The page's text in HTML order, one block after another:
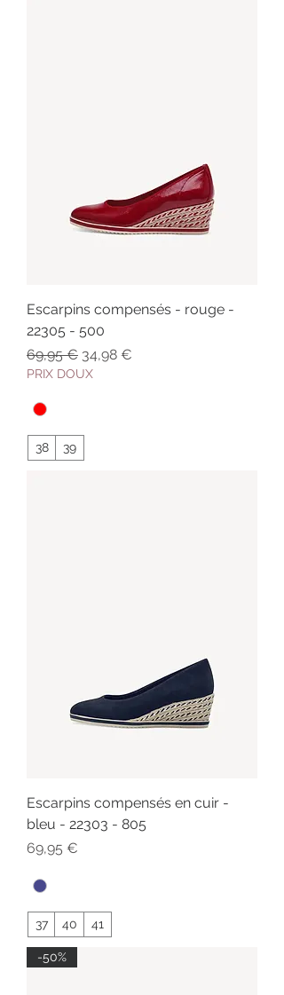
Escarpins compensés - rouge -
22305 - 500
Prix original
69,95 € Prix promotionnel
34,98 €
PRIX DOUX
38 39
Escarpins compensés en cuir -
bleu - 22303 - 805
Prix
69,95 €
37 40 41
-50%